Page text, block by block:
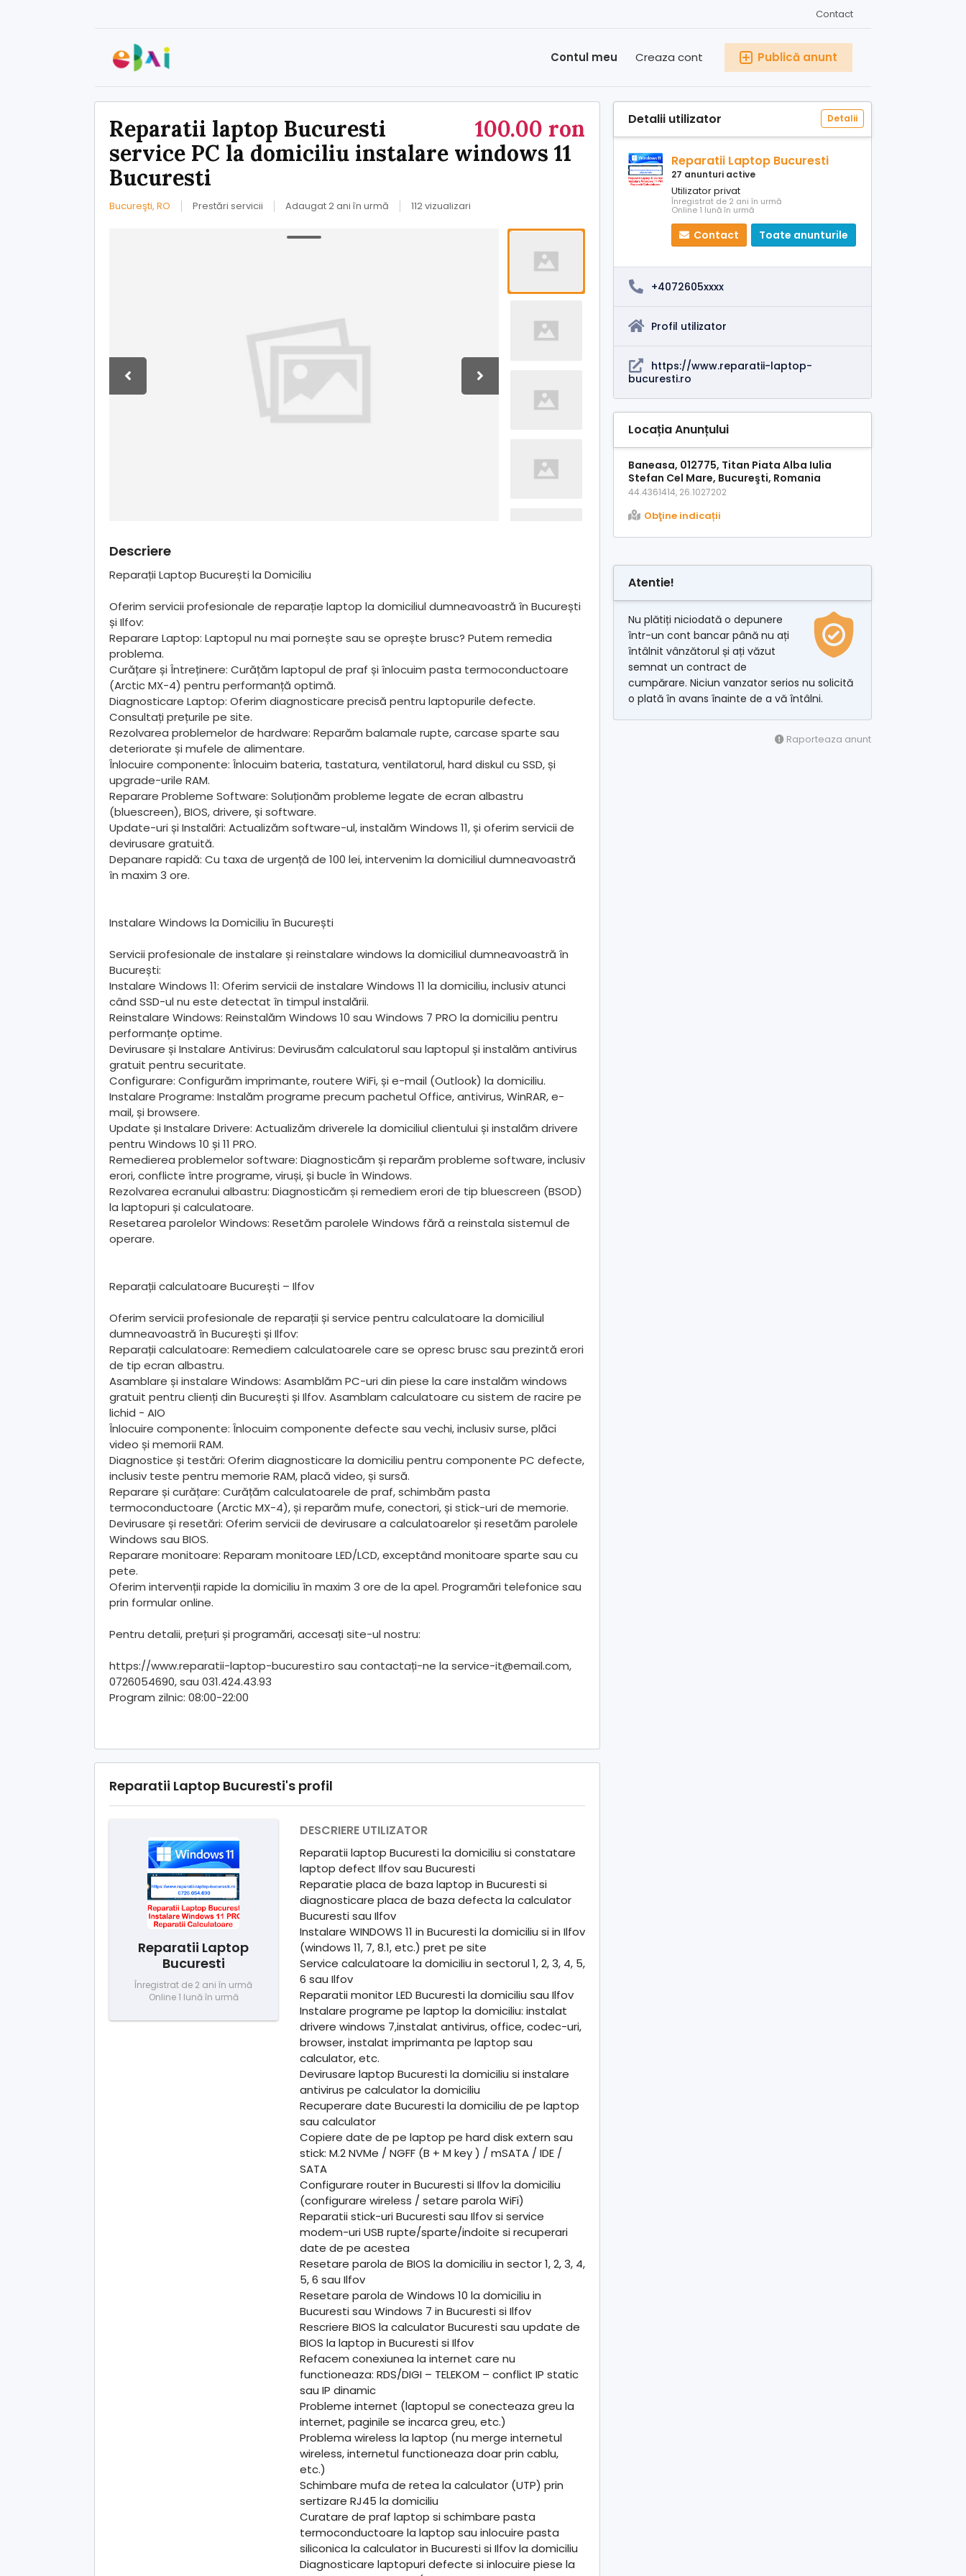
Contact
Publică anunt
Creaza cont
Contul meu
100.00 ron
Reparatii laptop Bucuresti
service PC la domiciliu instalare windows 11
Bucuresti
Bucureşti, RO Prestări servicii Adaugat 2 ani în urmă 112 vizualizari
Descriere
Reparații Laptop București la Domiciliu
Oferim servicii profesionale de reparație laptop la domiciliul dumneavoastră în București
și Ilfov:
Reparare Laptop: Laptopul nu mai pornește sau se oprește brusc? Putem remedia
problema.
Curățare și Întreținere: Curățăm laptopul de praf și înlocuim pasta termoconductoare
(Arctic MX-4) pentru performanță optimă.
Diagnosticare Laptop: Oferim diagnosticare precisă pentru laptopurile defecte.
Consultați prețurile pe site.
Rezolvarea problemelor de hardware: Reparăm balamale rupte, carcase sparte sau
deteriorate și mufele de alimentare.
Înlocuire componente: Înlocuim bateria, tastatura, ventilatorul, hard diskul cu SSD, și
upgrade-urile RAM.
Reparare Probleme Software: Soluționăm probleme legate de ecran albastru
(bluescreen), BIOS, drivere, și software.
Update-uri și Instalări: Actualizăm software-ul, instalăm Windows 11, și oferim servicii de
devirusare gratuită.
Depanare rapidă: Cu taxa de urgență de 100 lei, intervenim la domiciliul dumneavoastră
în maxim 3 ore.
Instalare Windows la Domiciliu în București
Servicii profesionale de instalare și reinstalare windows la domiciliul dumneavoastră în
București:
Instalare Windows 11: Oferim servicii de instalare Windows 11 la domiciliu, inclusiv atunci
când SSD-ul nu este detectat în timpul instalării.
Reinstalare Windows: Reinstalăm Windows 10 sau Windows 7 PRO la domiciliu pentru
performanțe optime.
Devirusare și Instalare Antivirus: Devirusăm calculatorul sau laptopul și instalăm antivirus
gratuit pentru securitate.
Configurare: Configurăm imprimante, routere WiFi, și e-mail (Outlook) la domiciliu.
Instalare Programe: Instalăm programe precum pachetul Office, antivirus, WinRAR, e-
mail, și browsere.
Update și Instalare Drivere: Actualizăm driverele la domiciliul clientului și instalăm drivere
pentru Windows 10 și 11 PRO.
Remedierea problemelor software: Diagnosticăm și reparăm probleme software, inclusiv
erori, conflicte între programe, viruși, și bucle în Windows.
Rezolvarea ecranului albastru: Diagnosticăm și remediem erori de tip bluescreen (BSOD)
la laptopuri și calculatoare.
Resetarea parolelor Windows: Resetăm parolele Windows fără a reinstala sistemul de
operare.
Reparații calculatoare București – Ilfov
Oferim servicii profesionale de reparații și service pentru calculatoare la domiciliul
dumneavoastră în București și Ilfov:
Reparații calculatoare: Remediem calculatoarele care se opresc brusc sau prezintă erori
de tip ecran albastru.
Asamblare și instalare Windows: Asamblăm PC-uri din piese la care instalăm windows
gratuit pentru clienți din București și Ilfov. Asamblam calculatoare cu sistem de racire pe
lichid - AIO
Înlocuire componente: Înlocuim componente defecte sau vechi, inclusiv surse, plăci
video și memorii RAM.
Diagnostice și testări: Oferim diagnosticare la domiciliu pentru componente PC defecte,
inclusiv teste pentru memorie RAM, placă video, și sursă.
Reparare și curățare: Curățăm calculatoarele de praf, schimbăm pasta
termoconductoare (Arctic MX-4), și reparăm mufe, conectori, și stick-uri de memorie.
Devirusare și resetări: Oferim servicii de devirusare a calculatoarelor și resetăm parolele
Windows sau BIOS.
Reparare monitoare: Reparam monitoare LED/LCD, exceptând monitoare sparte sau cu
pete.
Oferim intervenții rapide la domiciliu în maxim 3 ore de la apel. Programări telefonice sau
prin formular online.
Pentru detalii, prețuri și programări, accesați site-ul nostru:
https://www.reparatii-laptop-bucuresti.ro sau contactați-ne la service-it@email.com,
0726054690, sau 031.424.43.93
Program zilnic: 08:00-22:00
Reparatii Laptop Bucuresti's profil
Reparatii Laptop
Bucuresti
Înregistrat de 2 ani în urmă
Online 1 lună în urmă
DESCRIERE UTILIZATOR
Reparatii laptop Bucuresti la domiciliu si constatare
laptop defect Ilfov sau Bucuresti
Reparatie placa de baza laptop in Bucuresti si
diagnosticare placa de baza defecta la calculator
Bucuresti sau Ilfov
Instalare WINDOWS 11 in Bucuresti la domiciliu si in Ilfov
(windows 11, 7, 8.1, etc.) pret pe site
Service calculatoare la domiciliu in sectorul 1, 2, 3, 4, 5,
6 sau Ilfov
Reparatii monitor LED Bucuresti la domiciliu sau Ilfov
Instalare programe pe laptop la domiciliu: instalat
drivere windows 7,instalat antivirus, office, codec-uri,
browser, instalat imprimanta pe laptop sau
calculator, etc.
Devirusare laptop Bucuresti la domiciliu si instalare
antivirus pe calculator la domiciliu
Recuperare date Bucuresti la domiciliu de pe laptop
sau calculator
Copiere date de pe laptop pe hard disk extern sau
stick: M.2 NVMe / NGFF (B + M key ) / mSATA / IDE /
SATA
Configurare router in Bucuresti si Ilfov la domiciliu
(configurare wireless / setare parola WiFi)
Reparatii stick-uri Bucuresti sau Ilfov si service
modem-uri USB rupte/sparte/indoite si recuperari
date de pe acestea
Resetare parola de BIOS la domiciliu in sector 1, 2, 3, 4,
5, 6 sau Ilfov
Resetare parola de Windows 10 la domiciliu in
Bucuresti sau Windows 7 in Bucuresti si Ilfov
Rescriere BIOS la calculator Bucuresti sau update de
BIOS la laptop in Bucuresti si Ilfov
Refacem conexiunea la internet care nu
functioneaza: RDS/DIGI – TELEKOM – conflict IP static
sau IP dinamic
Probleme internet (laptopul se conecteaza greu la
internet, paginile se incarca greu, etc.)
Problema wireless la laptop (nu merge internetul
wireless, internetul functioneaza doar prin cablu,
etc.)
Schimbare mufa de retea la calculator (UTP) prin
sertizare RJ45 la domiciliu
Curatare de praf laptop si schimbare pasta
termoconductoare la laptop sau inlocuire pasta
siliconica la calculator in Bucuresti si Ilfov la domiciliu
Diagnosticare laptopuri defecte si inlocuire piese la
Detalii utilizator Detalii
Reparatii Laptop Bucuresti
27 anunturi active
Utilizator privat
Înregistrat de 2 ani în urmă
Online 1 lună în urmă
Contact Toate anunturile
+4072605xxxx
Profil utilizator
https://www.reparatii-laptop-
bucuresti.ro
Locația Anunțului
Baneasa, 012775, Titan Piata Alba Iulia
Stefan Cel Mare, Bucureşti, Romania
44.4361414, 26.1027202
Obţine indicații
Atentie!
Nu plătiți niciodată o depunere
într-un cont bancar până nu ați
întâlnit vânzătorul și ați văzut
semnat un contract de
cumpărare. Niciun vanzator serios nu solicită
o plată în avans înainte de a vă întâlni.
Raporteaza anunt